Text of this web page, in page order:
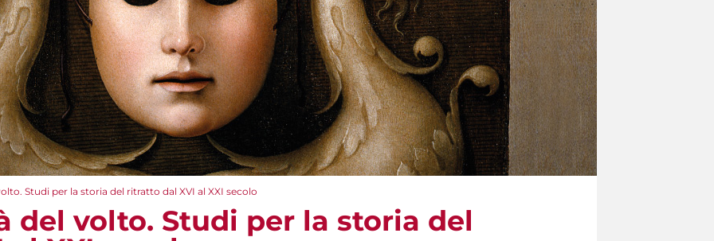
Studi per la storia del ritratto dal XVI al XXI secolo
del volto. Studi per la storia del